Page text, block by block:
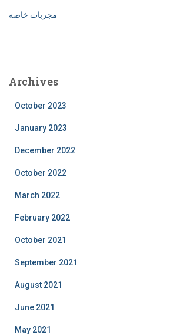
مجربات خاصه
Archives
October 2023
January 2023
December 2022
October 2022
March 2022
February 2022
October 2021
September 2021
August 2021
June 2021
May 2021